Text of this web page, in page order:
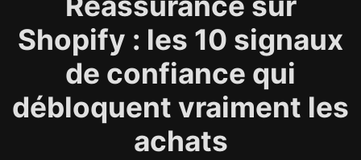
Shopify : les 10 signaux
de confiance qui
débloquent vraiment les
achats